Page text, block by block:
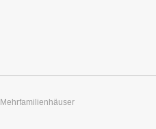
Mehrfamilienhäuser